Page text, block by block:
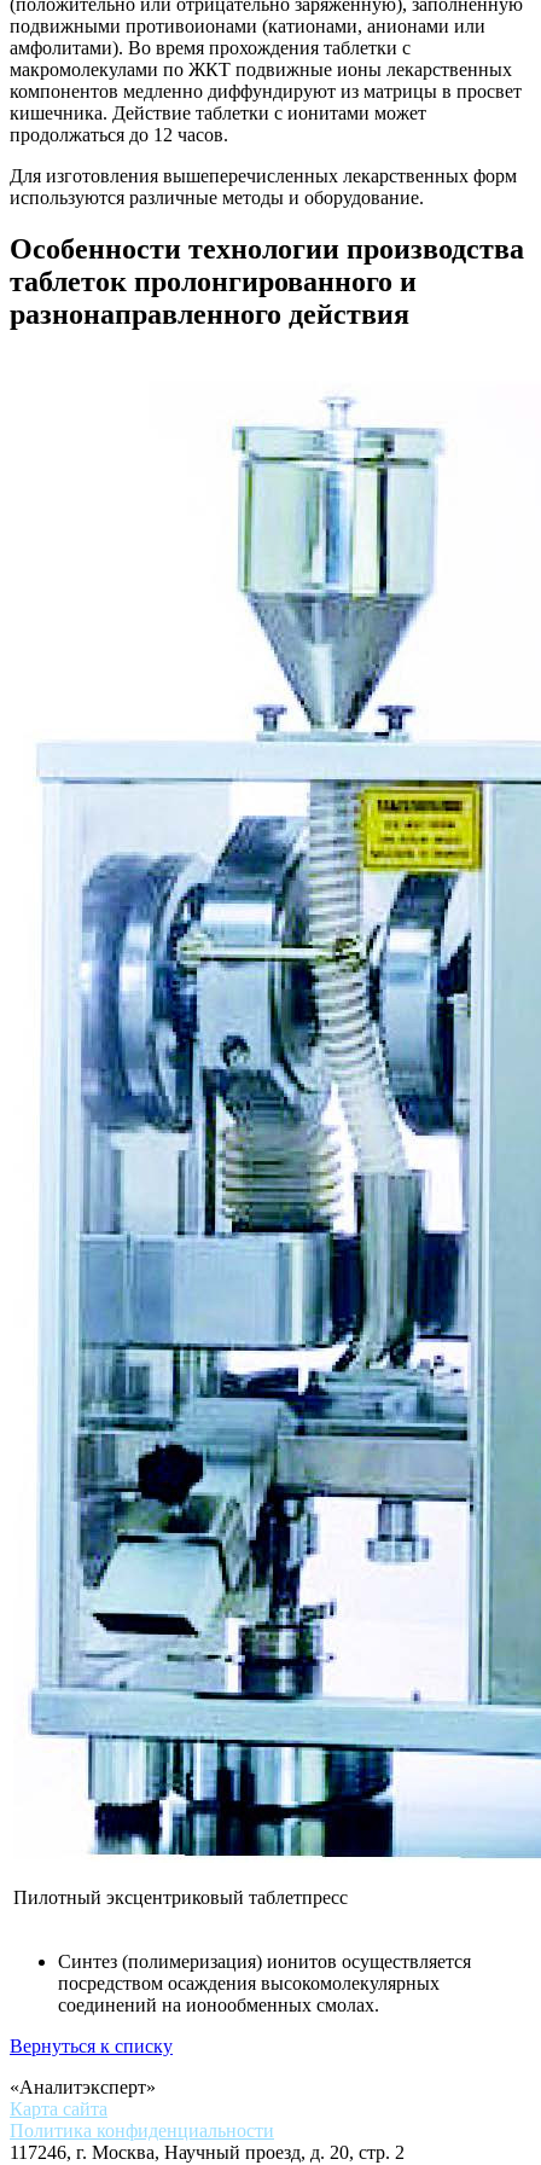
(положительно или отрицательно заряженную), заполненную
подвижными противоионами (катионами, анионами или
амфолитами). Во время прохождения таблетки с
макромолекулами по ЖКТ подвижные ионы лекарственных
компонентов медленно диффундируют из матрицы в просвет
кишечника. Действие таблетки с ионитами может
продолжаться до 12 часов.
Для изготовления вышеперечисленных лекарственных форм
используются различные методы и оборудование.
Особенности технологии производства
таблеток пролонгированного и
разнонаправленного действия
Пилoтный эксцентриковый таблетпресс
Синтез (полимеризация) ионитов осуществляется
посредством осаждения высокомолекулярных
соединений на ионообменных смолах.
Вернуться к списку
«Аналитэксперт»
Карта сайта
Политика конфиденциальности
117246, г. Москва, Научный проезд, д. 20, стр. 2